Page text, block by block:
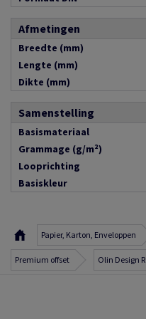
Afmetingen
Breedte (mm)
Lengte (mm)
Dikte (mm)
Samenstelling
Basismateriaal
Grammage (g/m²)
Looprichting
Basiskleur
Papier, Karton, Enveloppen
Premium offset Olin Design